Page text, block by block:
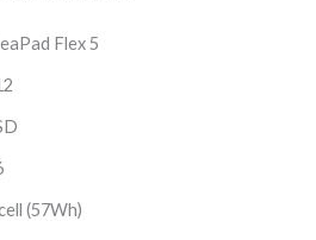
Flex 5
(57Wh)